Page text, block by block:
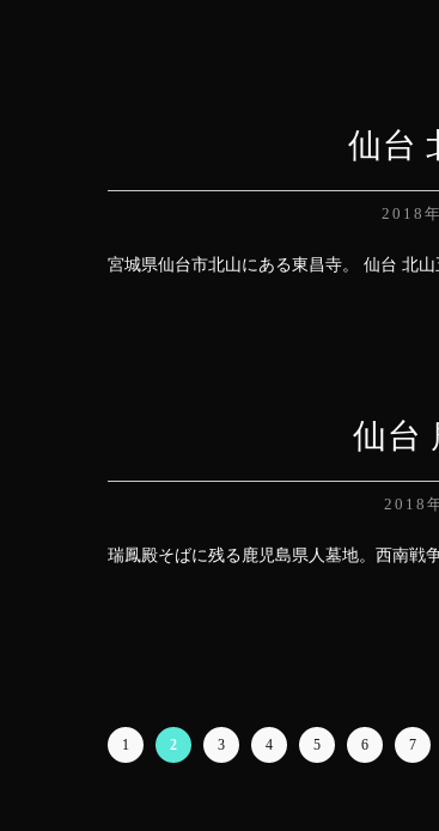
仙台
2018
宮城県仙台市北山にある東昌寺。 仙台 北
仙台
2018
瑞鳳殿そばに残る鹿児島県人墓地。西南
1 2 3 4 5 6 7